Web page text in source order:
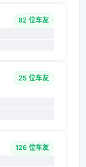
82 位车友
25 位车友
126 位车友